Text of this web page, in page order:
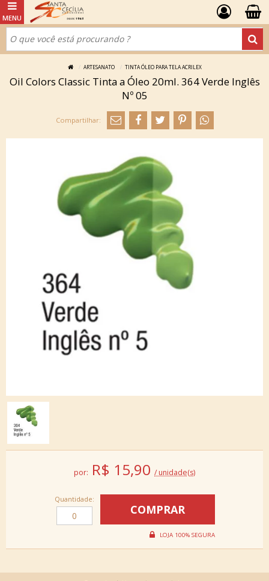
ARTESANATO TINTA ÓLEO PARA TELA ACRILEX
Oil Colors Classic Tinta a Óleo 20ml. 364 Verde Inglês
Nº 05
por: R$ 15,90 / unidade(s)
Quantidade: